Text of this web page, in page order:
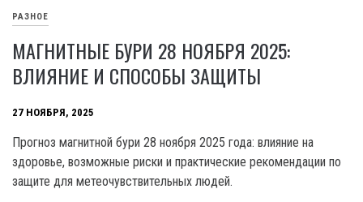
РАЗНОЕ
МАГНИТНЫЕ БУРИ 28 НОЯБРЯ 2025:
ВЛИЯНИЕ И СПОСОБЫ ЗАЩИТЫ
27 НОЯБРЯ, 2025
Прогноз магнитной бури 28 ноября 2025 года: влияние на
здоровье, возможные риски и практические рекомендации по
защите для метеочувствительных людей.